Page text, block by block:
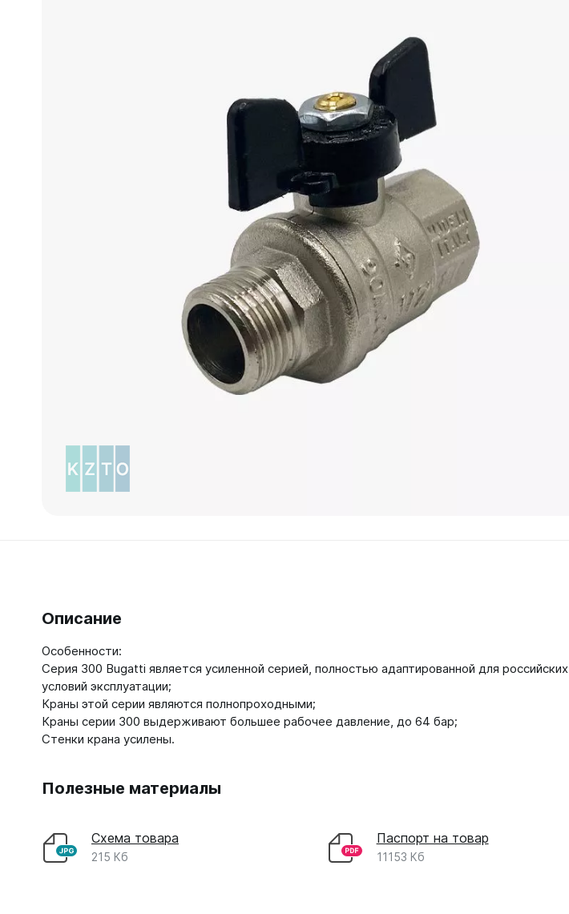
Ellipse P V
Ellipse P H
Параллели
Параллели В
Параллели Г
Quadrum
Quadrum 30 H
Quadrum 30 V
Quadrum 40 H
Quadrum 40 V
Описание
Особенности:
Серия 300 Bugatti является усиленной серией, полностью адаптированной для российских
условий эксплуатации;
Краны этой серии являются полнопроходными;
Краны серии 300 выдерживают большее рабочее давление, до 64 бар;
Стенки крана усилены.
Полезные материалы
Схема товара
215 Кб
Паспорт на товар
11153 Кб